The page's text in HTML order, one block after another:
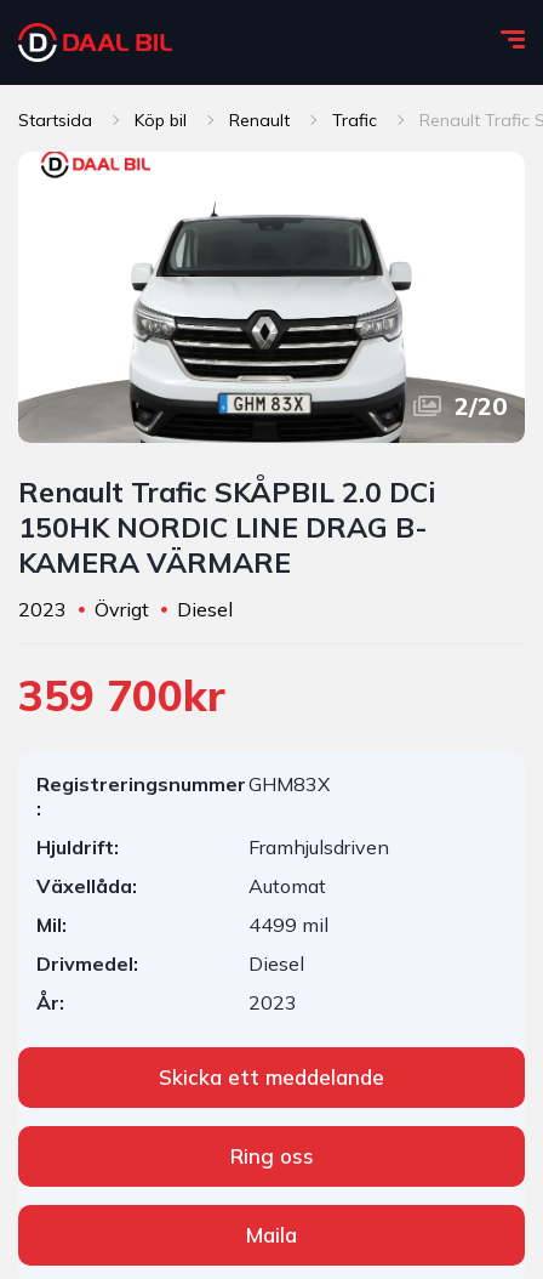
Startsida Köp bil Renault Trafic Renault Trafic
2/20
Renault Trafic SKÅPBIL 2.0 DCi
150HK NORDIC LINE DRAG B-
KAMERA VÄRMARE
2023 Övrigt Diesel
359 700kr
Registreringsnummer
:
GHM83X
Hjuldrift:
Framhjulsdriven
Växellåda:
Automat
Mil:
4499 mil
Drivmedel:
Diesel
År:
2023
Skicka ett meddelande
Ring oss
Maila